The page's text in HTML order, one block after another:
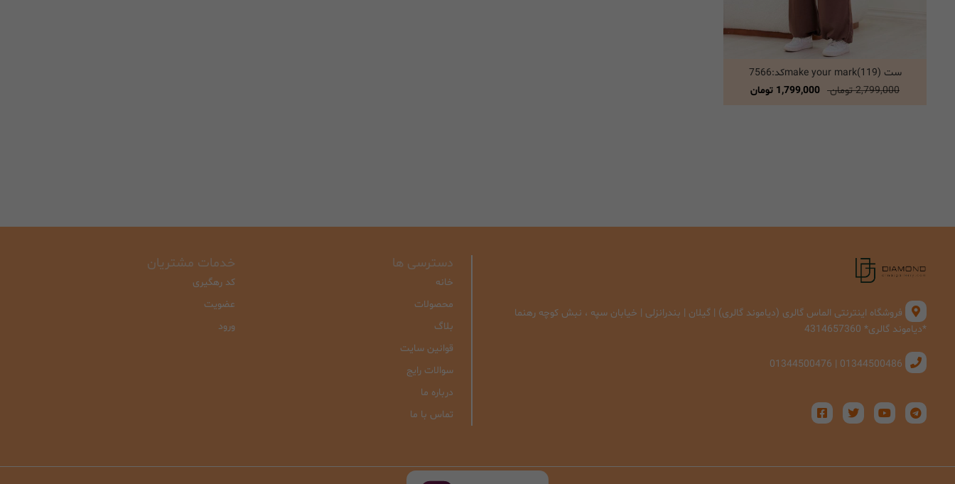
انتخاب گزینه ها
ست make your mark(119)کد:7566
2,799,000 تومان
1,799,000 تومان
فروشگاه اینترنتی الماس گالری (دیاموند گالری) | گیلان | بندرانزلی | خیابان سپه ، نبش کوچه رهنما
*دیاموند گالری* 4314657360
01344500486 | 01344500476
دسترسی ها
خانه
محصولات
بلاگ
قوانین سایت
سوالات رایج
درباره ما
تماس با ما
خدمات مشتریان
کد رهگیری
عضویت
ورود